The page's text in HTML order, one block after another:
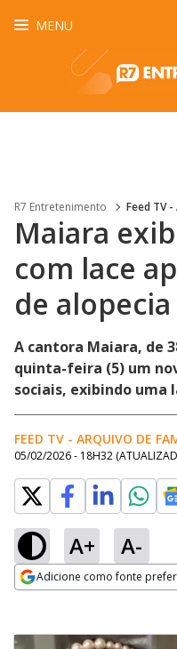
MENU
R7 Entretenimento Feed TV
Maiara
com lace
de alopecia
A cantora Maiara, de
quinta-feira (5) um
sociais, exibindo uma
FEED TV - ARQUIVO DE
05/02/2026 - 18H32
A+ A-
Adicione como fonte